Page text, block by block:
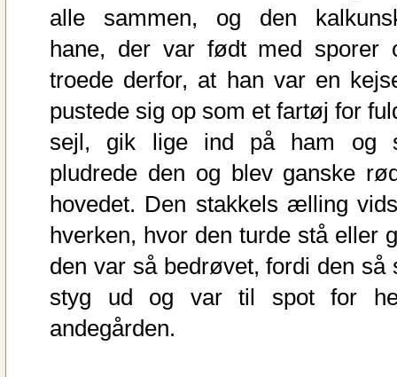
alle sammen, og den
hane, der var født med sporer
troede derfor, at han var en
pustede sig op som et fartøj for
sejl, gik lige ind på ham og
pludrede den og blev ganske
hovedet. Den stakkels ælling
hverken, hvor den turde stå eller
den var så bedrøvet, fordi den så
styg ud og var til spot for
andegården.